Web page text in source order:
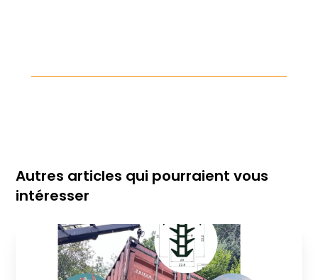
Autres articles qui pourraient vous
intéresser